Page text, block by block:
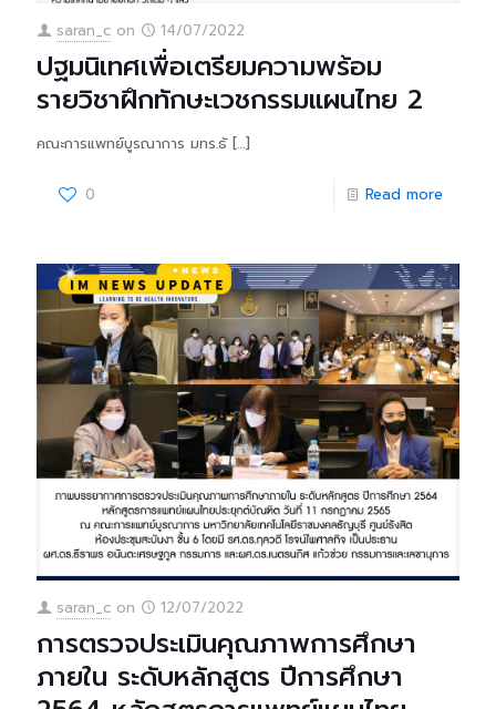
saran_c on 14/07/2022
ปฐมนิเทศเพื่อเตรียมความพร้อม
รายวิชาฝึกทักษะเวชกรรมแผนไทย 2
คณะการแพทย์บูรณาการ มทร.ธั[…]
0 Read more
saran_c on 12/07/2022
การตรวจประเมินคุณภาพการศึกษา
ภายใน ระดับหลักสูตร ปีการศึกษา